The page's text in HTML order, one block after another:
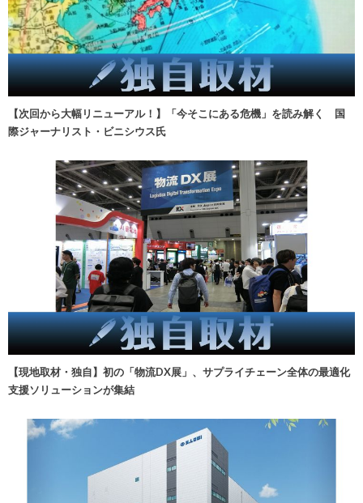
【次回から大幅リニューアル！】「今そこにある危機」を読み解く 国
際ジャーナリスト・ビニシウス氏
【現地取材・独自】初の「物流DX展」、サプライチェーン全体の最適化
支援ソリューションが集結